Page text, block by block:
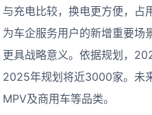
与充电比较，换电更方便，占
为车企服务用户的新增重要场
更具战略意义。依据规划，
2025年规划将近3000家。未
MPV及商用车等品类。